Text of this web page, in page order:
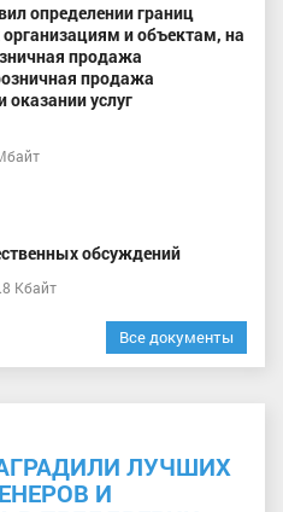
определении границ
и объектам, на
продажа
продажа
оказании услуг
обсуждений
Кбайт
Все документы
ЛУЧШИХ
И